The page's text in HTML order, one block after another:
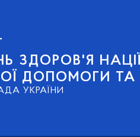
ЗДОРОВ'Я
ДОПОМОГИ
УКРАЇНИ